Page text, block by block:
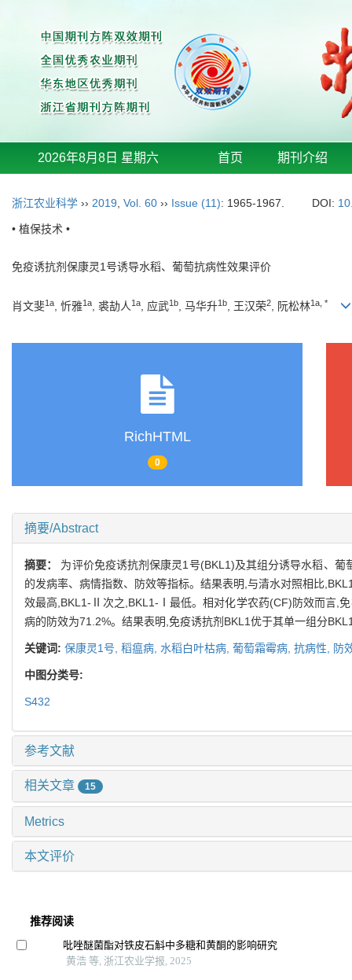
2026年8月8日 星期六 首页 期刊介绍
浙江农业科学 ›› 2019 Vol. 60 ›› Issue (11): 1965-1967. DOI:
• 植保技术 •
免疫诱抗剂保康灵1号诱导水稻、葡萄抗病性效果评价
肖文斐1a, 忻雅1a, 裘劼人1a, 应武1b, 马华升1b, 王汉荣2, 阮松林1a, *
RichHTML
0
摘要/Abstract
摘要： 为评价免疫诱抗剂保康灵1号(BKL1)及其组分诱导水稻、
的发病率、病情指数、防效等指标。结果表明,与清水对照相比
效最高,BKL1-Ⅱ次之,BKL1-Ⅰ最低。相对化学农药(CF)防效而言,
病的防效为71.2%。结果表明,免疫诱抗剂BKL1优于其单一组分
关键词: 保康灵1号, 稻瘟病, 水稻白叶枯病, 葡萄霜霉病, 抗病性, 防
中图分类号:
S432
参考文献
相关文章 15
Metrics
本文评价
推荐阅读
吡唑醚菌酯对铁皮石斛中多糖和黄酮的影响研究
黄浩 等, 浙江农业学报, 2025